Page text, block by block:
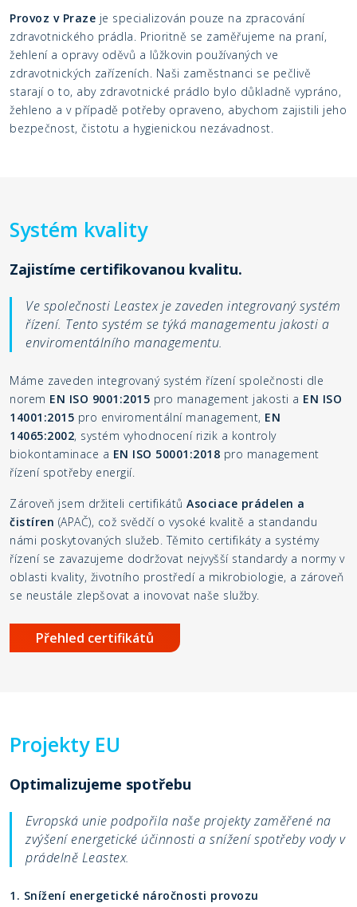
Provoz v Praze je specializován pouze na zpracování
zdravotnického prádla. Prioritně se zaměřujeme na praní,
žehlení a opravy oděvů a lůžkovin používaných ve
zdravotnických zařízeních. Naši zaměstnanci se pečlivě
starají o to, aby zdravotnické prádlo bylo důkladně vypráno,
žehleno a v případě potřeby opraveno, abychom zajistili jeho
bezpečnost, čistotu a hygienickou nezávadnost.
Systém kvality
Zajistíme certifikovanou kvalitu.
Ve společnosti Leastex je zaveden integrovaný systém
řízení. Tento systém se týká managementu jakosti a
enviromentálního managementu.
Máme zaveden integrovaný systém řízení společnosti dle
norem EN ISO 9001:2015 pro management jakosti a EN ISO
14001:2015 pro enviromentální management, EN
14065:2002, systém vyhodnocení rizik a kontroly
biokontaminace a EN ISO 50001:2018 pro management
řízení spotřeby energií.
Zároveň jsem držiteli certifikátů Asociace prádelen a
čistíren (APAČ), což svědčí o vysoké kvalitě a standandu
námi poskytovaných služeb. Těmito certifikáty a systémy
řízení se zavazujeme dodržovat nejvyšší standardy a normy v
oblasti kvality, životního prostředí a mikrobiologie, a zároveň
se neustále zlepšovat a inovovat naše služby.
Přehled certifikátů
Projekty EU
Optimalizujeme spotřebu
Evropská unie podpořila naše projekty zaměřené na
zvýšení energetické účinnosti a snížení spotřeby vody v
prádelně Leastex.
1. Snížení energetické náročnosti provozu